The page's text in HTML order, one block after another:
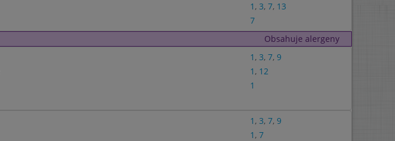
1 , 3, 7, 13
7
Obsahuje alergeny
1 , 3, 7, 9
1 , 12
1
1 , 3, 7, 9
1 , 7